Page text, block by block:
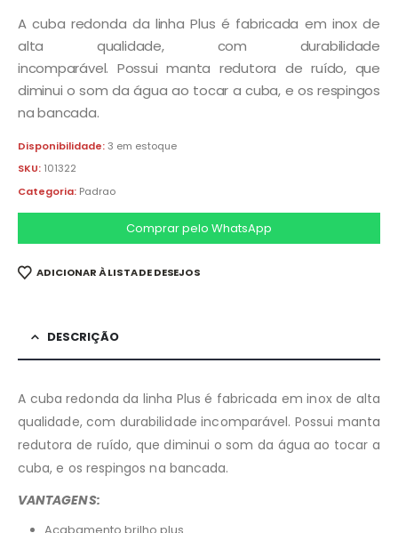
A cuba redonda da linha Plus é fabricada em inox de
alta qualidade, com durabilidade
incomparável. Possui manta redutora de ruído, que
diminui o som da água ao tocar a cuba, e os respingos
na bancada.
Disponibilidade:3 em estoque
SKU: 101322
Categoria: Padrao
Comprar pelo WhatsApp
ADICIONAR À LISTA DE DESEJOS
DESCRIÇÃO
A cuba redonda da linha Plus é fabricada em inox de alta
qualidade, com durabilidade incomparável. Possui manta
redutora de ruído, que diminui o som da água ao tocar a
cuba, e os respingos na bancada.
VANTAGENS: